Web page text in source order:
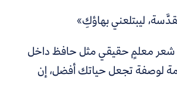
ليبتلعني بهاؤكِ»
معلمٍ حقيقي مثل حافظ داخل
لوصفة تجعل حياتك أفضل، إن